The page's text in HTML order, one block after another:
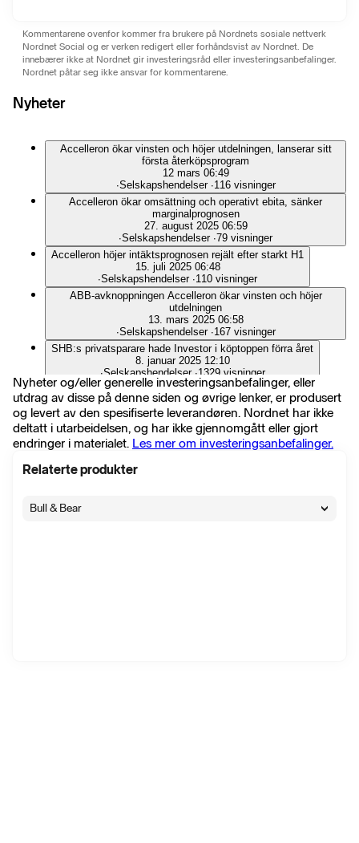
Kommentarene ovenfor kommer fra brukere på Nordnets sosiale nettverk
Nordnet Social og er verken redigert eller forhåndsvist av Nordnet. De
innebærer ikke at Nordnet gir investeringsråd eller investeringsanbefalinger.
Nordnet påtar seg ikke ansvar for kommentarene.
Nyheter
Accelleron ökar vinsten och höjer utdelningen, lanserar sitt
första återköpsprogram
12 mars 06:49
∙Selskapshendelser ∙116 visninger
Accelleron ökar omsättning och operativt ebita, sänker
marginalprognosen
27. august 2025 06:59
∙Selskapshendelser ∙79 visninger
Accelleron höjer intäktsprognosen rejält efter starkt H1
15. juli 2025 06:48
∙Selskapshendelser ∙110 visninger
ABB-avknoppningen Accelleron ökar vinsten och höjer
utdelningen
13. mars 2025 06:58
∙Selskapshendelser ∙167 visninger
SHB:s privatsparare hade Investor i köptoppen förra året
8. januar 2025 12:10
∙Selskapshendelser ∙1329 visninger
ABB-avknoppningen Accelleron ökar omsättning och
rörelseresultat
27. august 2024 07:29
∙Selskapshendelser ∙128 visninger
Nyheter og/eller generelle investeringsanbefalinger, eller
utdrag av disse på denne siden og øvrige lenker, er produsert
og levert av den spesifiserte leverandøren. Nordnet har ikke
deltatt i utarbeidelsen, og har ikke gjennomgått eller gjort
endringer i materialet. Les mer om investeringsanbefalinger.
Relaterte produkter
Bull & Bear